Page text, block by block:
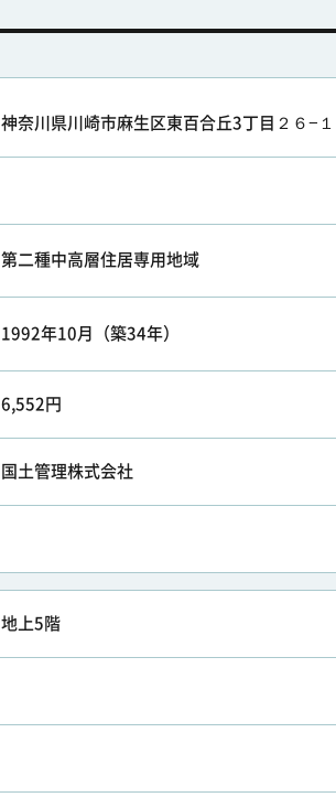
神奈川県川崎市麻生区東百合丘3丁目２６−１
第二種中高層住居専用地域
1992年10月（築34年）
6,552円
国土管理株式会社
地上5階